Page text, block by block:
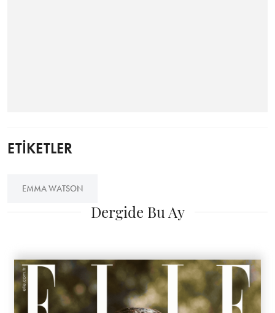
ETİKETLER
EMMA WATSON
Dergide Bu Ay